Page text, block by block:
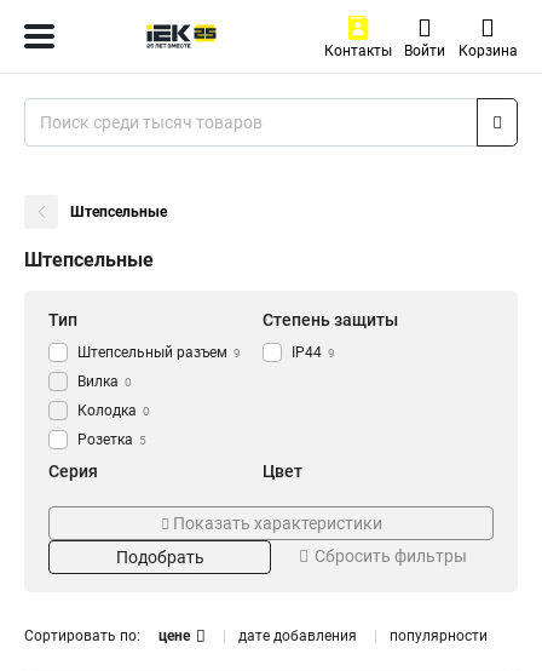
Контакты Войти Корзина
Штепсельные
Штепсельные
Тип
Штепсельный разъем 9
Вилка 0
Колодка 0
Розетка 5
Степень защиты
IP44 9
Серия
Омега 9
Цвет
Оранжевый 2
Синий 2
Желтый 2
Показать характеристики
Подобрать
Сбросить фильтры
Сортировать по: цене дате добавления популярности